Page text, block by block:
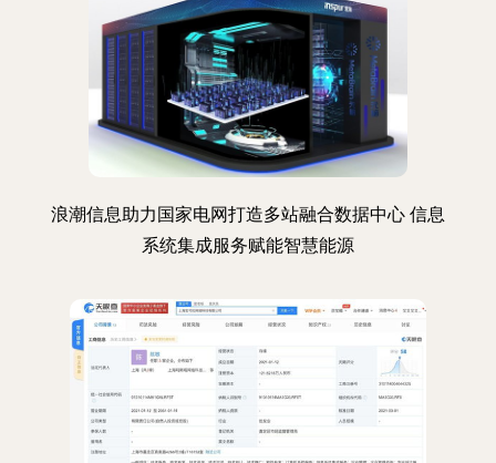
浪潮信息助力国家电网打造多站融合数据中心 信息
系统集成服务赋能智慧能源